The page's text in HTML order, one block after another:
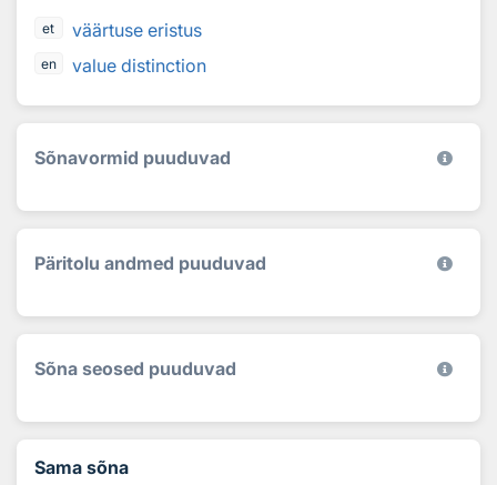
et väärtuse eristus
en value distinction
Sõnavormid puuduvad
Päritolu andmed puuduvad
Sõna seosed puuduvad
Sama sõna